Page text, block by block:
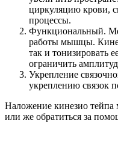
циркуляцию крови,
процессы.
Функциональный.
работы мышцы.
так и тонизировать
ограничить
Укрепление
укреплению связок
Наложение кинезио тейпа
или же обратиться за